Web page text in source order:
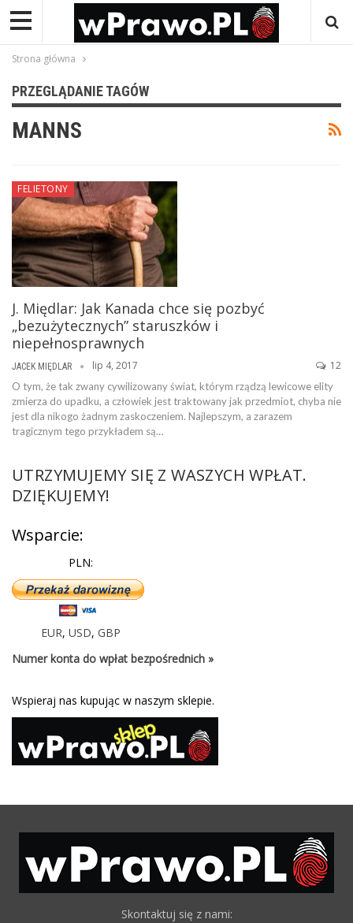
Strona główna
PRZEGLĄDANIE TAGÓW
MANNS
FELIETONY
J. Międlar: Jak Kanada chce się pozbyć
„bezużytecznych” staruszków i
niepełnosprawnych
JACEK MIĘDLAR lip 4, 2017 12
O tym, że tak zwany cywilizowany świat, którym rządzą lewicowe elity
zmierza do upadku, a człowiek jest traktowany jak przedmiot, chyba nie
jest dla nikogo żadnym zaskoczeniem. Najlepszym, a zarazem
tragicznym tego przykładem są…
UTRZYMUJEMY SIĘ Z WASZYCH WPŁAT.
DZIĘKUJEMY!
Wsparcie:
PLN:
EUR, USD, GBP
Numer konta do wpłat bezpośrednich »
Wspieraj nas kupując w naszym sklepie.
Skontaktuj się z nami: